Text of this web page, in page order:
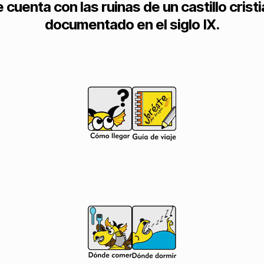
cuenta con las ruinas de un castillo
documentado en el siglo IX.